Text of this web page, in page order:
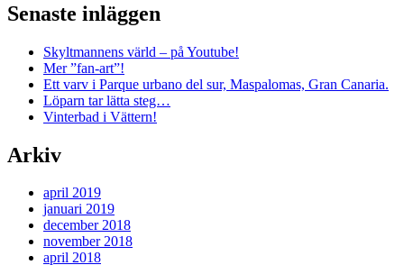
Senaste inläggen
Skyltmannens värld – på Youtube!
Mer ”fan-art”!
Ett varv i Parque urbano del sur, Maspalomas, Gran Canaria.
Löparn tar lätta steg…
Vinterbad i Vättern!
Arkiv
april 2019
januari 2019
december 2018
november 2018
april 2018